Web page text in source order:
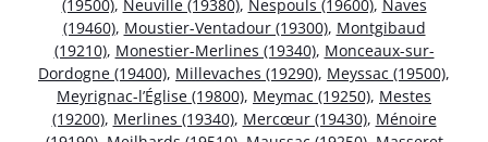
(19500), Neuville (19380), Nespouls (19600), Naves
(19460), Moustier-Ventadour (19300), Montgibaud
(19210), Monestier-Merlines (19340), Monceaux-sur-
Dordogne (19400), Millevaches (19290), Meyssac (19500),
Meyrignac-l’Église (19800), Meymac (19250), Mestes
(19200), Merlines (19340), Mercœur (19430), Ménoire